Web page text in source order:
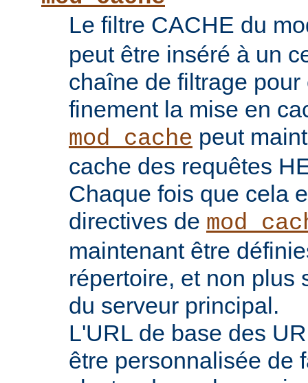
Le filtre CACHE du
peut être inséré à un
chaîne de filtrage
finement la mise en
mod_cache peut
cache des requêtes
Chaque fois que cela
directives de
maintenant être
répertoire, et non plus
du serveur principal.
L'URL de base des
être personnalisée de